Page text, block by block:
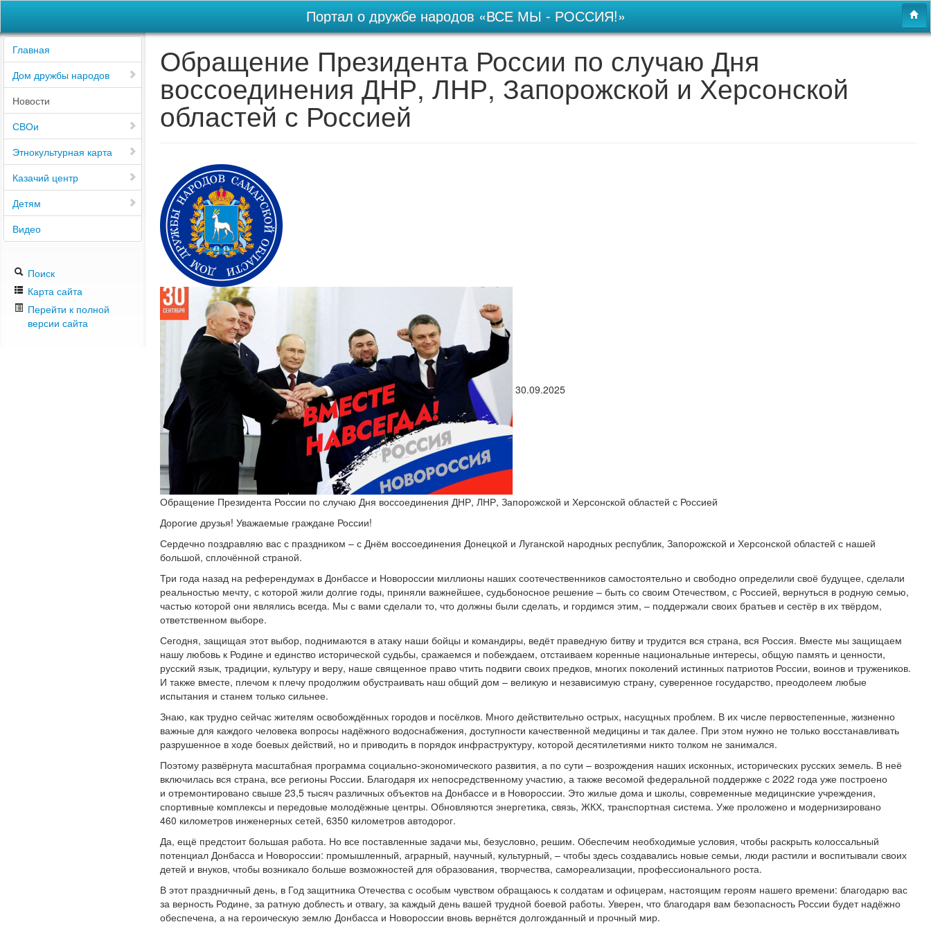
Портал о дружбе народов «ВСЕ МЫ - РОССИЯ!»
Главная
Дом дружбы народов
Новости
СВОи
Этнокультурная карта
Казачий центр
Детям
Видео
Поиск
Карта сайта
Перейти к полной
версии сайта
Обращение Президента России по случаю Дня
воссоединения ДНР, ЛНР, Запорожской и Херсонской
областей с Россией
30.09.2025
Обращение Президента России по случаю Дня воссоединения ДНР, ЛНР, Запорожской и Херсонской областей с Россией
Дорогие друзья! Уважаемые граждане России!
Сердечно поздравляю вас с праздником – с Днём воссоединения Донецкой и Луганской народных республик, Запорожской и Херсонской областей с нашей
большой, сплочённой страной.
Три года назад на референдумах в Донбассе и Новороссии миллионы наших соотечественников самостоятельно и свободно определили своё будущее, сделали
реальностью мечту, с которой жили долгие годы, приняли важнейшее, судьбоносное решение – быть со своим Отечеством, с Россией, вернуться в родную семью,
частью которой они являлись всегда. Мы с вами сделали то, что должны были сделать, и гордимся этим, – поддержали своих братьев и сестёр в их твёрдом,
ответственном выборе.
Сегодня, защищая этот выбор, поднимаются в атаку наши бойцы и командиры, ведёт праведную битву и трудится вся страна, вся Россия. Вместе мы защищаем
нашу любовь к Родине и единство исторической судьбы, сражаемся и побеждаем, отстаиваем коренные национальные интересы, общую память и ценности,
русский язык, традиции, культуру и веру, наше священное право чтить подвиги своих предков, многих поколений истинных патриотов России, воинов и тружеников.
И также вместе, плечом к плечу продолжим обустраивать наш общий дом – великую и независимую страну, суверенное государство, преодолеем любые
испытания и станем только сильнее.
Знаю, как трудно сейчас жителям освобождённых городов и посёлков. Много действительно острых, насущных проблем. В их числе первостепенные, жизненно
важные для каждого человека вопросы надёжного водоснабжения, доступности качественной медицины и так далее. При этом нужно не только восстанавливать
разрушенное в ходе боевых действий, но и приводить в порядок инфраструктуру, которой десятилетиями никто толком не занимался.
Поэтому развёрнута масштабная программа социально-экономического развития, а по сути – возрождения наших исконных, исторических русских земель. В неё
включилась вся страна, все регионы России. Благодаря их непосредственному участию, а также весомой федеральной поддержке с 2022 года уже построено
и отремонтировано свыше 23,5 тысяч различных объектов на Донбассе и в Новороссии. Это жилые дома и школы, современные медицинские учреждения,
спортивные комплексы и передовые молодёжные центры. Обновляются энергетика, связь, ЖКХ, транспортная система. Уже проложено и модернизировано
460 километров инженерных сетей, 6350 километров автодорог.
Да, ещё предстоит большая работа. Но все поставленные задачи мы, безусловно, решим. Обеспечим необходимые условия, чтобы раскрыть колоссальный
потенциал Донбасса и Новороссии: промышленный, аграрный, научный, культурный, – чтобы здесь создавались новые семьи, люди растили и воспитывали своих
детей и внуков, чтобы возникало больше возможностей для образования, творчества, самореализации, профессионального роста.
В этот праздничный день, в Год защитника Отечества с особым чувством обращаюсь к солдатам и офицерам, настоящим героям нашего времени: благодарю вас
за верность Родине, за ратную доблесть и отвагу, за каждый день вашей трудной боевой работы. Уверен, что благодаря вам безопасность России будет надёжно
обеспечена, а на героическую землю Донбасса и Новороссии вновь вернётся долгожданный и прочный мир.